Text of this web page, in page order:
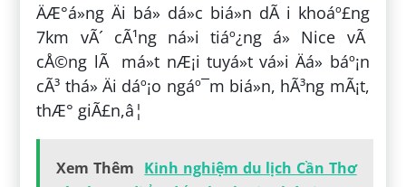
ÄÆ°á»ng Äi bá» dá»c biá»n dÃ i khoáº£ng
7km vÃ´ cÃ¹ng ná»i tiáº¿ng á» Nice vÃ
cÅ©ng lÃ má»t nÆ¡i tuyá»t vá»i Äá» báº¡n
cÃ³ thá» Äi dáº¡o ngáº¯m biá»n, hÃ³ng mÃ¡t,
thÆ° giÃ£n,â¦
Xem Thêm Kinh nghiệm du lịch Cần Thơ